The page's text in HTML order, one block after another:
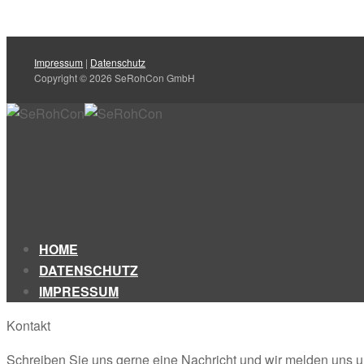
Impressum | Datenschutz
Copyright © 2026 SeRohCon GmbH
HOME
DATENSCHUTZ
IMPRESSUM
Kontakt
Schreiben Sie uns gerne eine Nachricht und wir melden uns